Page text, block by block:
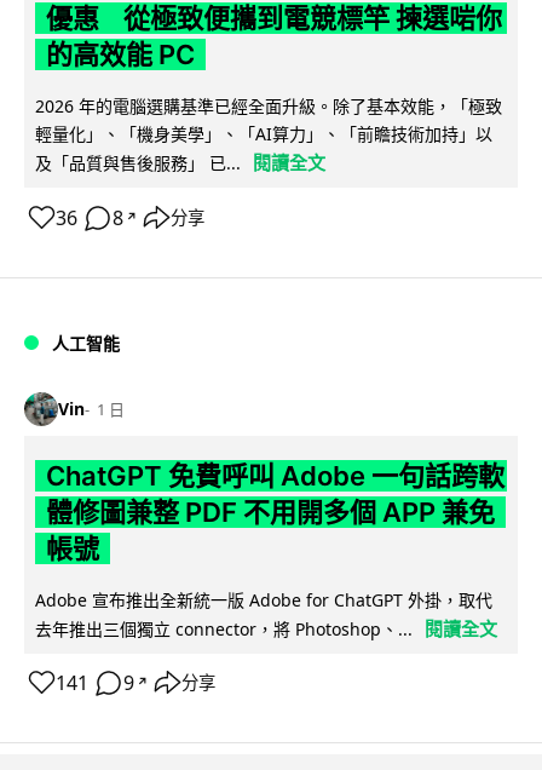
優惠 從極致便攜到電競標竿 揀選啱你
的高效能 PC
2026 年的電腦選購基準已經全面升級。除了基本效能，「極致
輕量化」、「機身美學」、「AI算力」、「前瞻技術加持」以
及「品質與售後服務」 已...
閱讀全文
36 8 ↗ 分享
人工智能
Vin 1 日
ChatGPT 免費呼叫 Adobe 一句話跨軟
體修圖兼整 PDF 不用開多個 APP 兼免
帳號
Adobe 宣布推出全新統一版 Adobe for ChatGPT 外掛，取代
去年推出三個獨立 connector，將 Photoshop、...
閱讀全文
141 9 ↗ 分享